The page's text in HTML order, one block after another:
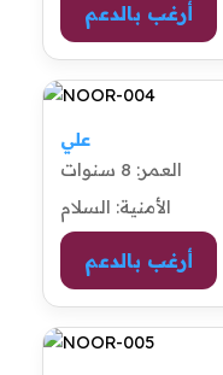
أرغب بالدعم
علي
العمر: 8 سنوات
الأمنية: السلام
أرغب بالدعم